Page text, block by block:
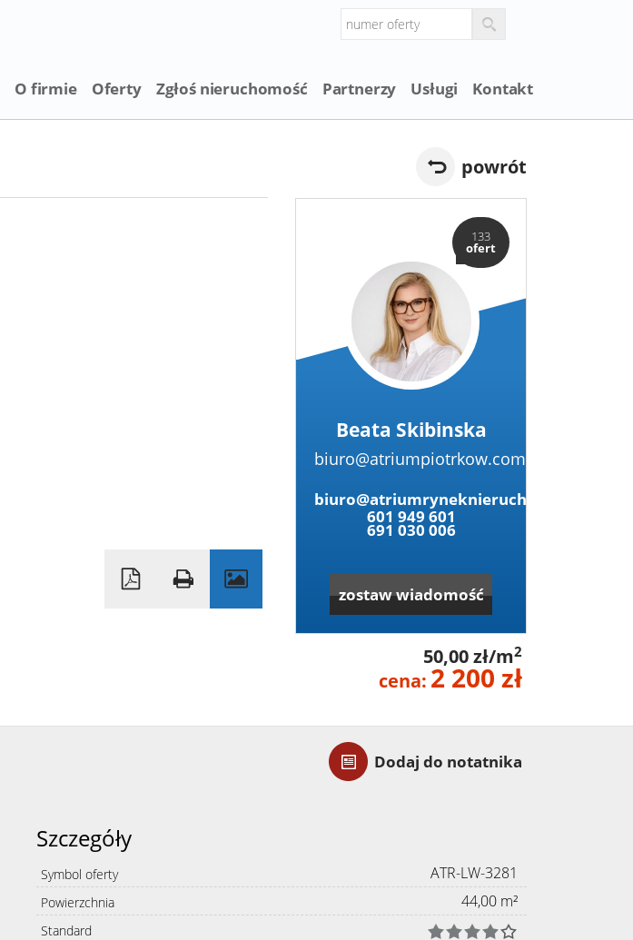
O firmie Oferty Zgłoś nieruchomość Partnerzy Usługi Kontakt
powrót
133
ofert
Beata Skibinska
biuro@atriumpiotrkow.com
biuro@atriumryneknieruchomosci.pl
601 949 601
691 030 006
zostaw wiadomość
50,00 zł/m2
cena: 2 200 zł
Dodaj do notatnika
Szczegóły
Symbol oferty ATR-LW-3281
Powierzchnia 44,00 m²
Standard